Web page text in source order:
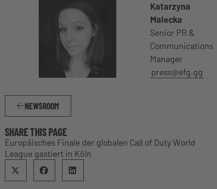
Katarzyna
Malecka
Senior PR &
Communications
Manager
press@efg.gg
NEWSROOM
SHARE THIS PAGE
Europäisches Finale der globalen Call of Duty World
League gastiert in Köln